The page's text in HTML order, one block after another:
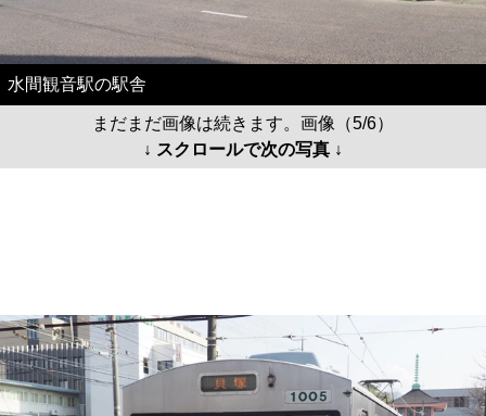
水間観音駅の駅舎
まだまだ画像は続きます。画像（5/6）
↓ スクロールで次の写真 ↓